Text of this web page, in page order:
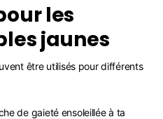
les
jaunes
être utilisés pour différents
de gaieté ensoleillée à ta